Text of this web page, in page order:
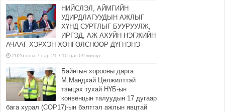
НИЙСЛЭЛ, АЙМГИЙН
УДИРДЛАГУУДЫН АЖЛЫГ
ХҮНД СУРТЛЫГ БУУРУУЛЖ,
ИРГЭД, АЖ АХУЙН НЭГЖИЙН
АЧААГ ХЭРХЭН ХӨНГӨЛСНӨӨР ДҮГНЭНЭ
2026 оны 7 сар 21 / 10 цаг 09 минут
Байнгын хорооны дарга
М.Мандхай Цөлжилттэй
тэмцэх тухай НҮБ-ын
конвенцын талуудын 17 дугаар
бага хурал (СОР17)-ын бэлтгэл ажлын явцтай